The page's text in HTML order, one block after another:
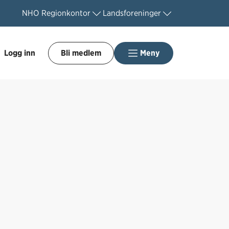
NHO Regionkontor Landsforeninger
Logg inn Bli medlem Meny